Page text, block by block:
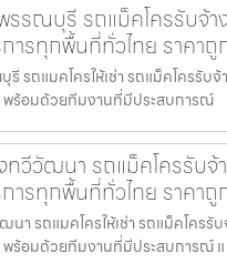
รรณบุรี รถแม็คโครรับจ้า
การทุกพื้นที่ทั่วไทย ราคาถู
รี รถแมคโครให้เช่า รถแม็คโครรับ
พร้อมด้วยทีมงานที่มีประสบการณ์
ทวีวัฒนา รถแม็คโครรับจ้
การทุกพื้นที่ทั่วไทย ราคาถู
า รถแมคโครให้เช่า รถแม็คโครรั
พร้อมด้วยทีมงานที่มีประสบการณ์ แ